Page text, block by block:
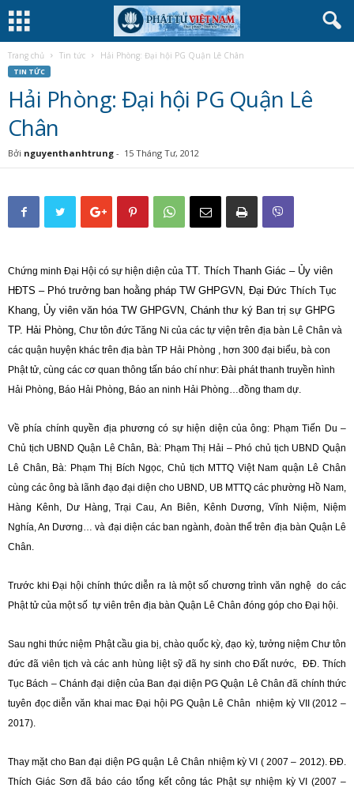
Trang chủ Tin tức Hải Phòng: Đại hội PG Quận Lê Chân
TIN TỨC
Hải Phòng: Đại hội PG Quận Lê
Chân
Bởi nguyenthanhtrung - 15 Tháng Tư, 2012
Chứng minh Đại Hội có sự hiện diện của TT. Thích Thanh Giác – Ủy viên
HĐTS – Phó trưởng ban hoằng pháp TW GHPGVN, Đại Đức Thích Tục
Khang, Ủy viên văn hóa TW GHPGVN, Chánh thư ký Ban trị sự GHPG
TP. Hải Phòng, Chư tôn đức Tăng Ni của các tự viện trên địa bàn Lê Chân và
các quận huyện khác trên địa bàn TP Hải Phòng , hơn 300 đại biểu, bà con
Phật tử, cùng các cơ quan thông tấn báo chí như: Đài phát thanh truyền hình
Hải Phòng, Báo Hải Phòng, Báo an ninh Hải Phòng…đồng tham dự.
Về phía chính quyền địa phương có sự hiện diện của ông: Phạm Tiến Du –
Chủ tịch UBND Quận Lê Chân, Bà: Phạm Thị Hải – Phó chủ tịch UBND Quận
Lê Chân, Bà: Phạm Thị Bích Ngọc, Chủ tịch MTTQ Việt Nam quận Lê Chân
cùng các ông bà lãnh đạo đại diện cho UBND, UB MTTQ các phường Hồ Nam,
Hàng Kênh, Dư Hàng, Trại Cau, An Biên, Kênh Dương, Vĩnh Niệm, Niệm
Nghía, An Dương… và đại diện các ban ngành, đoàn thể trên địa bàn Quận Lê
Chân.
Trước khi Đại hội chính thức diễn ra là một số chương trình văn nghệ do các
Phật tử của một số tự viên trên địa bàn Quận Lê Chân đóng góp cho Đại hội.
Sau nghi thức niệm Phật cầu gia bị, chào quốc kỳ, đạo kỳ, tưởng niệm Chư tôn
đức đã viên tịch và các anh hùng liệt sỹ đã hy sinh cho Đất nước, ĐĐ. Thích
Tục Bách – Chánh đại diện của Ban đại diện PG Quận Lê Chân đã chính thức
tuyên đọc diễn văn khai mac Đại hội PG Quận Lê Chân nhiệm kỳ VII (2012 –
2017).
Thay mặt cho Ban đại diện PG quận Lê Chân nhiệm kỳ VI ( 2007 – 2012). ĐĐ.
Thích Giác Sơn đã báo cáo tổng kết công tác Phật sự nhiệm kỳ VI (2007 –